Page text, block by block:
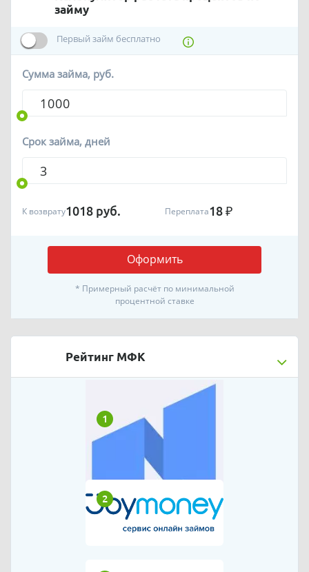
воспользуйтесь нашимбесплатнымонлайн сервисом
"Умная витрина"
Наша услуга АБСОЛЮТНО БЕСПЛАТНА.
займу
Первый займ бесплатно
Сумма займа, руб.
Срок займа, дней
Оформить
К возврату1018 руб. Переплата18 ₽
* Примерный расчёт по минимальной
процентной ставке
Рейтинг МФК
1
2